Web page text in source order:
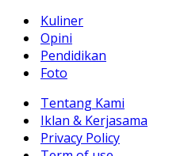
Kuliner
Opini
Pendidikan
Foto
Tentang Kami
Iklan & Kerjasama
Privacy Policy